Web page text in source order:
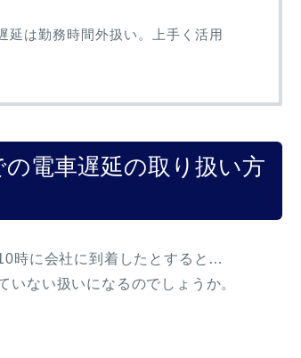
延は勤務時間外扱い。上手く活用
電車遅延の取り扱い方
時に会社に到着したとすると…
ない扱いになるのでしょうか。